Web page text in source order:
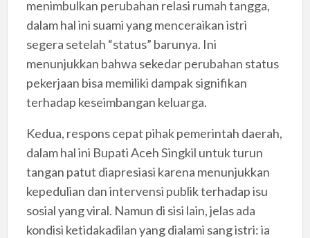
menimbulkan perubahan relasi rumah tangga,
dalam hal ini suami yang menceraikan istri
segera setelah “status” barunya. Ini
menunjukkan bahwa sekedar perubahan status
pekerjaan bisa memiliki dampak signifikan
terhadap keseimbangan keluarga.
Kedua, respons cepat pihak pemerintah daerah,
dalam hal ini Bupati Aceh Singkil untuk turun
tangan patut diapresiasi karena menunjukkan
kepedulian dan intervensi publik terhadap isu
sosial yang viral. Namun di sisi lain, jelas ada
kondisi ketidakadilan yang dialami sang istri: ia